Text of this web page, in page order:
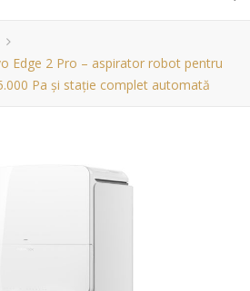
Edge 2 Pro – aspirator robot pentru
Pa și stație complet automată